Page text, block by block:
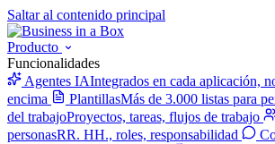
Saltar al contenido principal
Producto
Funcionalidades
Agentes IAIntegrados en cada aplicación,
encima
PlantillasMás de 3.000 listas para
del trabajoProyectos, tareas, flujos de trabajo
personasRR. HH., roles, responsabilidad